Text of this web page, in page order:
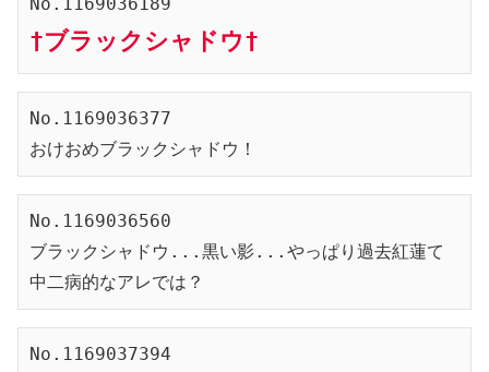
†ブラックシャドウ†
No.1169036377
おけおめブラックシャドウ！
No.1169036560
ブラックシャドウ...黒い影...やっぱり過去紅蓮て
中二病的なアレでは？
No.1169037394